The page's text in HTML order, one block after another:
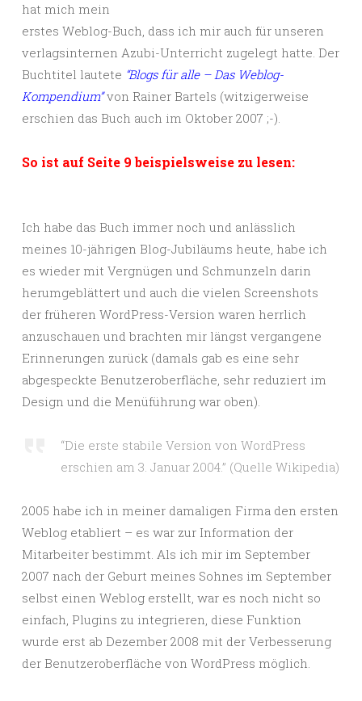
hat mich mein
erstes Weblog-Buch, dass ich mir auch für unseren
verlagsinternen Azubi-Unterricht zugelegt hatte. Der
Buchtitel lautete “Blogs für alle – Das Weblog-
Kompendium”von Rainer Bartels (witzigerweise
erschien das Buch auch im Oktober 2007 ;-).
So ist auf Seite 9 beispielsweise zu lesen:
Ich habe das Buch immer noch und anlässlich
meines 10-jährigen Blog-Jubiläums heute, habe ich
es wieder mit Vergnügen und Schmunzeln darin
herumgeblättert und auch die vielen Screenshots
der früheren WordPress-Version waren herrlich
anzuschauen und brachten mir längst vergangene
Erinnerungen zurück (damals gab es eine sehr
abgespeckte Benutzeroberfläche, sehr reduziert im
Design und die Menüführung war oben).
“Die erste stabile Version von WordPress
erschien am 3. Januar 2004.” (Quelle Wikipedia)
2005 habe ich in meiner damaligen Firma den ersten
Weblog etabliert – es war zur Information der
Mitarbeiter bestimmt. Als ich mir im September
2007 nach der Geburt meines Sohnes im September
selbst einen Weblog erstellt, war es noch nicht so
einfach, Plugins zu integrieren, diese Funktion
wurde erst ab Dezember 2008 mit der Verbesserung
der Benutzeroberfläche von WordPress möglich.